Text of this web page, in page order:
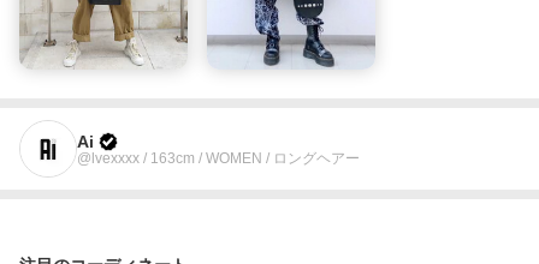
Ai
@lvexxxx / 163cm / WOMEN / ロングヘアー